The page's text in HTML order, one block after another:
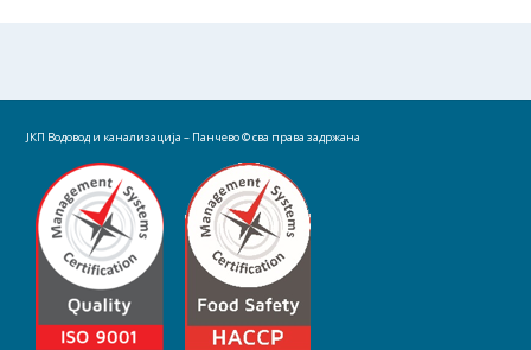
ЈКП Водовод и канализација – Панчево© сва права задржана